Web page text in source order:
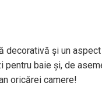
decorativă și un
pentru baie și, de
oricărei camere!